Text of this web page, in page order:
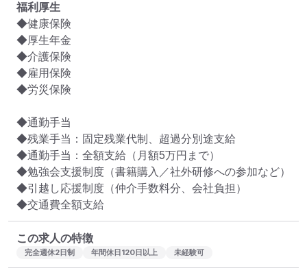
福利厚生
◆健康保険
◆厚生年金
◆介護保険
◆雇用保険
◆労災保険
◆通勤手当
◆残業手当：固定残業代制、超過分別途支給
◆通勤手当：全額支給（月額5万円まで）
◆勉強会支援制度（書籍購入／社外研修への参加など）
◆引越し応援制度（仲介手数料分、会社負担）
◆交通費全額支給
この求人の特徴
完全週休2日制 年間休日120日以上 未経験可